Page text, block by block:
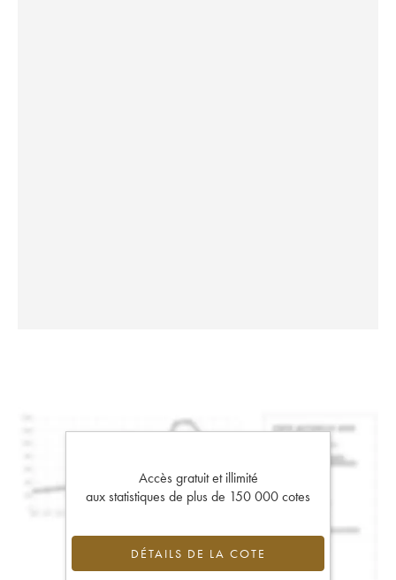
Accès gratuit et illimité
aux statistiques de plus de 150 000 cotes
DÉTAILS DE LA COTE